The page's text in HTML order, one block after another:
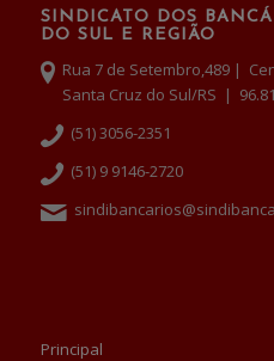
SINDICATO DOS
DO SUL E REGIÃO
Rua 7 de Setembro,489 |
Santa Cruz do Sul/RS |
(51) 3056-2351
(51) 9 9146-2720
Principal